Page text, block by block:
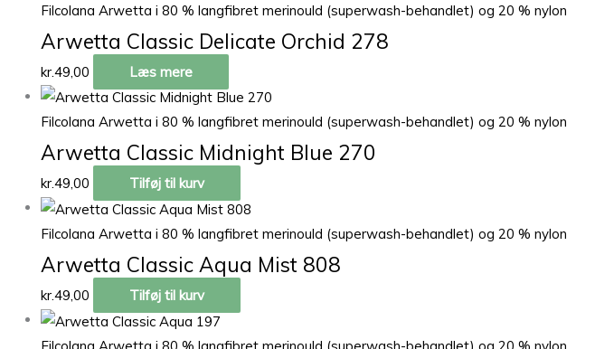
Filcolana Arwetta i 80 % langfibret merinould (superwash-behandlet) og 20 % nylon
Arwetta Classic Delicate Orchid 278
kr.49,00 Læs mere
Filcolana Arwetta i 80 % langfibret merinould (superwash-behandlet) og 20 % nylon
Arwetta Classic Midnight Blue 270
kr.49,00 Tilføj til kurv
Filcolana Arwetta i 80 % langfibret merinould (superwash-behandlet) og 20 % nylon
Arwetta Classic Aqua Mist 808
kr.49,00 Tilføj til kurv